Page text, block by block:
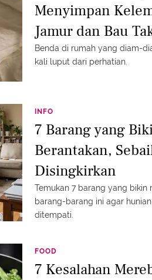
Menyimpan
Jamur dan Bau
Benda di rumah yang diam-
kali luput dari perhatian.
INFO
7 Barang yang
Berantakan,
Disingkirkan
Temukan 7 barang yang bikin
barang-barang ini agar
ditempati.
FOOD
7 Kesalahan